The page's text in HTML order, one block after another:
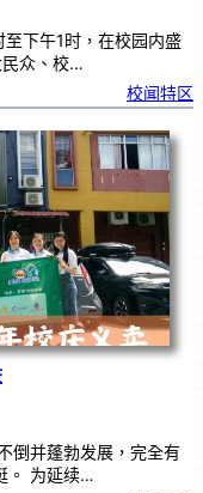
下午1时，在校园内盛
民众、校…
校闻特区
倒并蓬勃发展，完全有
。 为延续…